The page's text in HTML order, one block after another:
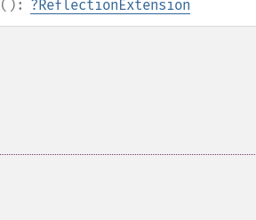
(): ?ReflectionExtension